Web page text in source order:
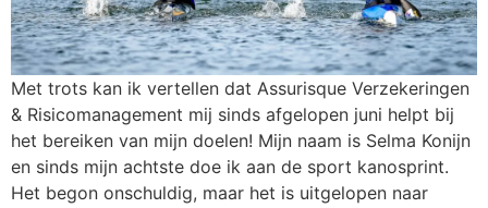
Met trots kan ik vertellen dat Assurisque Verzekeringen
& Risicomanagement mij sinds afgelopen juni helpt bij
het bereiken van mijn doelen! Mijn naam is Selma Konijn
en sinds mijn achtste doe ik aan de sport kanosprint.
Het begon onschuldig, maar het is uitgelopen naar